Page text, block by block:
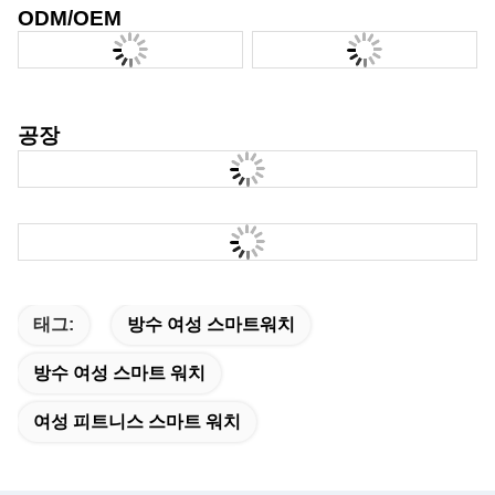
ODM/OEM
공장
태그: 방수 여성 스마트워치
방수 여성 스마트 워치
여성 피트니스 스마트 워치